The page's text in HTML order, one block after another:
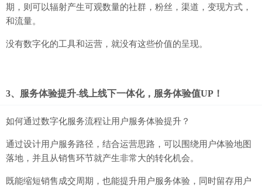
期，则可以辐射产生可观数量的社群，粉丝，渠道，变现方式，
和流量。
没有数字化的工具和运营，就没有这些价值的呈现。
3、服务体验提升-线上线下一体化，服务体验值UP！
如何通过数字化服务流程让用户服务体验提升？
通过设计用户服务路径，结合运营思路，可以围绕用户体验地图
落地，并且从销售环节就产生非常大的转化机会。
既能缩短销售成交周期，也能提升用户服务体验，同时留存用户